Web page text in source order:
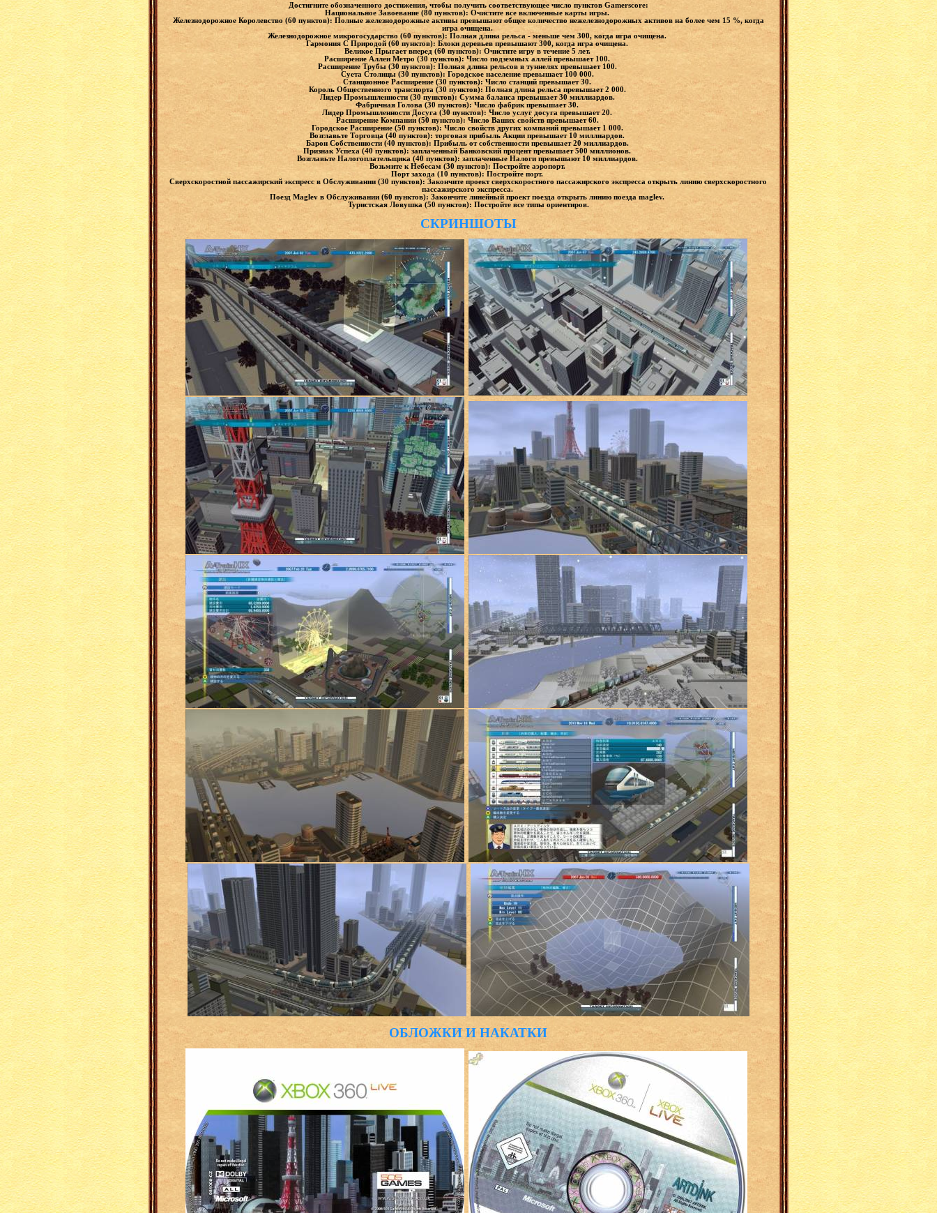
Достигните обозначенного достижения, чтобы получить соответствующее число пунктов Gamerscore:
Национальное Завоевание (80 пунктов): Очистите все включенные карты игры.
Железнодорожное Королевство (60 пунктов): Полные железнодорожные активы превышают общее количество нежелезнодорожных активов на более чем 15 %, когда
игра очищена.
Железнодорожное микрогосударство (60 пунктов): Полная длина рельса - меньше чем 300, когда игра очищена.
Гармония С Природой (60 пунктов): Блоки деревьев превышают 300, когда игра очищена.
Великое Прыгает вперед (60 пунктов): Очистите игру в течение 5 лет.
Расширение Аллеи Метро (30 пунктов): Число подземных аллей превышает 100.
Расширение Трубы (30 пунктов): Полная длина рельсов в туннелях превышает 100.
Суета Столицы (30 пунктов): Городское население превышает 100 000.
Станционное Расширение (30 пунктов): Число станций превышает 30.
Король Общественного транспорта (30 пунктов): Полная длина рельса превышает 2 000.
Лидер Промышленности (30 пунктов): Сумма баланса превышает 30 миллиардов.
Фабричная Голова (30 пунктов): Число фабрик превышает 30.
Лидер Промышленности Досуга (30 пунктов): Число услуг досуга превышает 20.
Расширение Компании (50 пунктов): Число Ваших свойств превышает 60.
Городское Расширение (50 пунктов): Число свойств других компаний превышает 1 000.
Возглавьте Торговца (40 пунктов): торговая прибыль Акции превышает 10 миллиардов.
Барон Собственности (40 пунктов): Прибыль от собственности превышает 20 миллиардов.
Признак Успеха (40 пунктов): заплаченный Банковский процент превышает 500 миллионов.
Возглавьте Налогоплательщика (40 пунктов): заплаченные Налоги превышают 10 миллиардов.
Возьмите к Небесам (30 пунктов): Постройте аэропорт.
Порт захода (10 пунктов): Постройте порт.
Сверхскоростной пассажирский экспресс в Обслуживании (30 пунктов): Закончите проект сверхскоростного пассажирского экспресса открыть линию сверхскоростного
пассажирского экспресса.
Поезд Maglev в Обслуживании (60 пунктов): Закончите линейный проект поезда открыть линию поезда maglev.
Туристская Ловушка (50 пунктов): Постройте все типы ориентиров.
СКРИНШОТЫ
ОБЛОЖКИ И НАКАТКИ